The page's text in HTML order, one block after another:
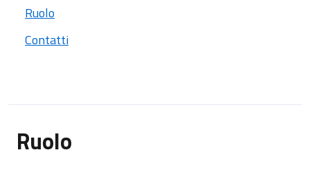
Ruolo
Contatti
Ruolo